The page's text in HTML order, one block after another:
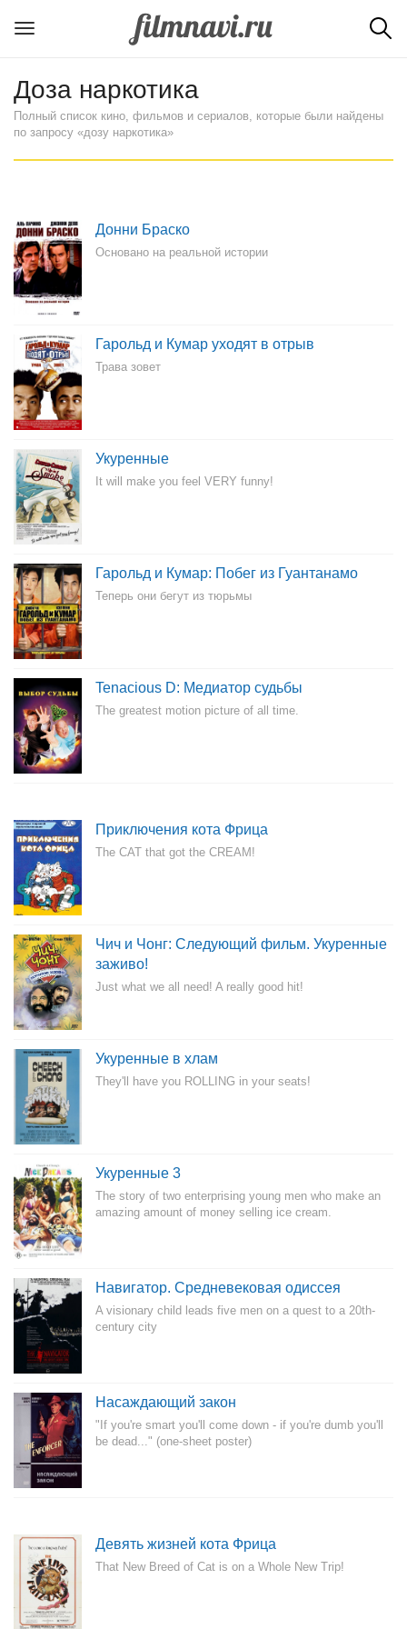
Доза наркотика
Полный список кино, фильмов и сериалов, которые были найдены
по запросу «дозу наркотика»
Донни Браско
Основано на реальной истории
Гарольд и Кумар уходят в отрыв
Трава зовет
Укуренные
It will make you feel VERY funny!
Гарольд и Кумар: Побег из Гуантанамо
Теперь они бегут из тюрьмы
Tenacious D: Медиатор судьбы
The greatest motion picture of all time.
Приключения кота Фрица
The CAT that got the CREAM!
Чич и Чонг: Следующий фильм. Укуренные
заживо!
Just what we all need! A really good hit!
Укуренные в хлам
They'll have you ROLLING in your seats!
Укуренные 3
The story of two enterprising young men who make an
amazing amount of money selling ice cream.
Навигатор. Средневековая одиссея
A visionary child leads five men on a quest to a 20th-
century city
Насаждающий закон
"If you're smart you'll come down - if you're dumb you'll
be dead..." (one-sheet poster)
Девять жизней кота Фрица
That New Breed of Cat is on a Whole New Trip!